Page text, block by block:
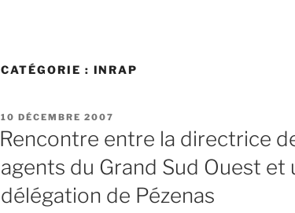
CATÉGORIE : INRAP
PUBLIÉ
LE
10 DÉCEMBRE 2007
Rencontre entre la directrice
agents du Grand Sud Ouest et
délégation de Pézenas